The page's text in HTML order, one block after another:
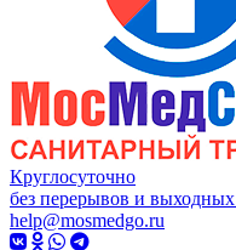
Круглосуточно
без перерывов и выходных
help@mosmedgo.ru